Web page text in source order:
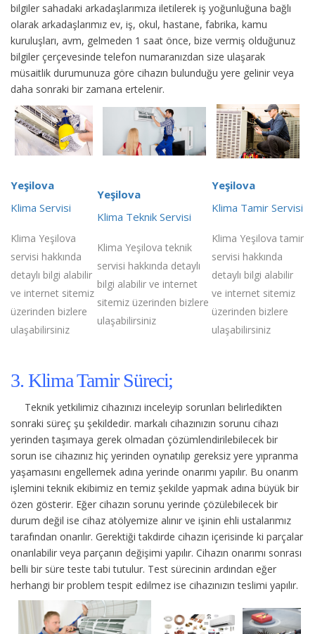
bilgiler sahadaki arkadaşlarımıza iletilerek iş yoğunluğuna bağlı
olarak arkadaşlarımız ev, iş, okul, hastane, fabrika, kamu
kuruluşları, avm, gelmeden 1 saat önce, bize vermiş olduğunuz
bilgiler çerçevesinde telefon numaranızdan size ulaşarak
müsaitlik durumunuza göre cihazın bulunduğu yere gelinir veya
daha sonraki bir zamana ertelenir.
Yeşilova
Klima Servisi
Klima Yeşilova
servisi hakkında
detaylı bilgi alabilir
ve internet sitemiz
üzerinden bizlere
ulaşabilirsiniz
Yeşilova
Klima Teknik Servisi
Klima Yeşilova teknik
servisi hakkında detaylı
bilgi alabilir ve internet
sitemiz üzerinden bizlere
ulaşabilirsiniz
Yeşilova
Klima Tamir Servisi
Klima Yeşilova tamir
servisi hakkında
detaylı bilgi alabilir
ve internet sitemiz
üzerinden bizlere
ulaşabilirsiniz
3. Klima Tamir Süreci;
Teknik yetkilimiz cihazınızı inceleyip sorunları belirledikten
sonraki süreç şu şekildedir. markalı cihazınızın sorunu cihazı
yerinden taşımaya gerek olmadan çözümlendirilebilecek bir
sorun ise cihazınız hiç yerinden oynatılıp gereksiz yere yıpranma
yaşamasını engellemek adına yerinde onarımı yapılır. Bu onarım
işlemini teknik ekibimiz en temiz şekilde yapmak adına büyük bir
özen gösterir. Eğer cihazın sorunu yerinde çözülebilecek bir
durum değil ise cihaz atölyemize alınır ve işinin ehli ustalarımız
tarafından onarılır. Gerektiği takdirde cihazın içerisinde ki parçalar
onarılabilir veya parçanın değişimi yapılır. Cihazın onarımı sonrası
belli bir süre teste tabi tutulur. Test sürecinin ardından eğer
herhangi bir problem tespit edilmez ise cihazınızın teslimi yapılır.